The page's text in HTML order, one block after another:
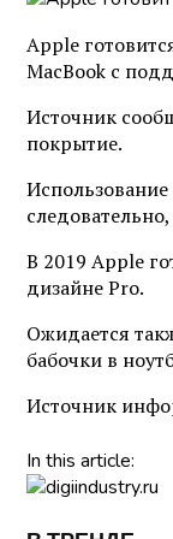
Apple
MacBook с
Источник
покрытие.
В 2019 Apple
дизайне Pro.
Ожидается
бабочки в
Источник
In this article: